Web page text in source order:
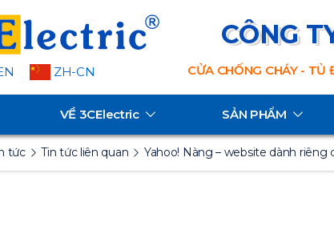
ZH-CN
CÔNG
CỬA CHỐNG CHÁY -
VỀ 3CElectric SẢN PHẨM
tức Tin tức liên quan Yahoo! Nàng – website dành riêng